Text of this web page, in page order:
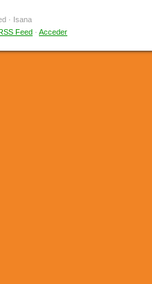
· Isana
Feed · Acceder